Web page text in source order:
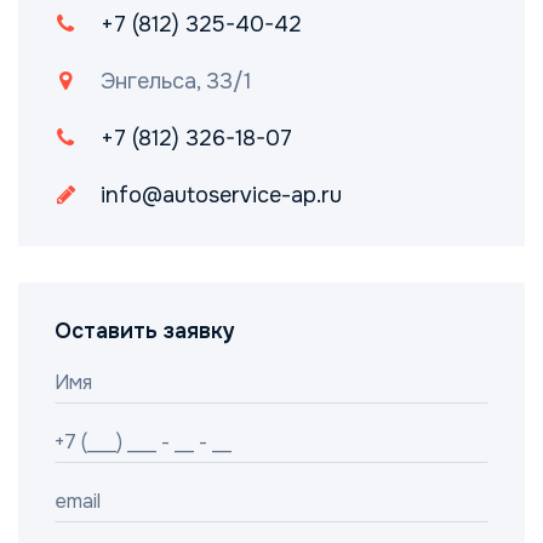
+7 (812) 325-40-42
Энгельса, 33/1
+7 (812) 326-18-07
info@autoservice-ap.ru
Оставить заявку